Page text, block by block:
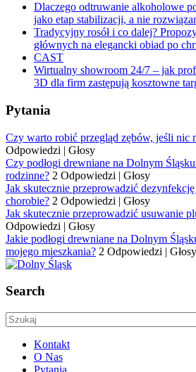
Dlaczego odtruwanie alkoholowe
jako etap stabilizacji, a nie
Tradycyjny rosół i co dalej?
głównych na elegancki obiad po
CAST
Wirtualny showroom 24/7 – jak
3D dla firm zastępują kosztowne
Pytania
Czy warto robić przegląd zębów, jeśli nic
Odpowiedzi | Głosy
Czy podłogi drewniane na Dolnym
rodzinne? 2 Odpowiedzi | Głosy
Jak skutecznie przeprowadzić
chorobie? 2 Odpowiedzi | Głosy
Jak skutecznie przeprowadzić usuwanie
Odpowiedzi | Głosy
Jakie podłogi drewniane na Dolnym
mojego mieszkania? 2 Odpowiedzi | Głosy
Search
Kontakt
O Nas
Pytania